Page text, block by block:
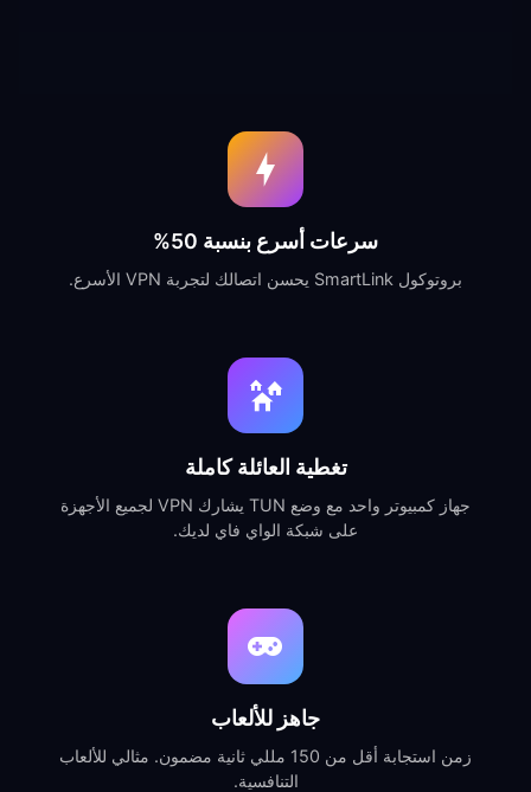
سرعات أسرع بنسبة 50%
بروتوكول SmartLink يحسن اتصالك لتجربة VPN الأسرع.
تغطية العائلة كاملة
جهاز كمبيوتر واحد مع وضع TUN يشارك VPN لجميع الأجهزة
على شبكة الواي فاي لديك.
جاهز للألعاب
زمن استجابة أقل من 150 مللي ثانية مضمون. مثالي للألعاب
التنافسية.